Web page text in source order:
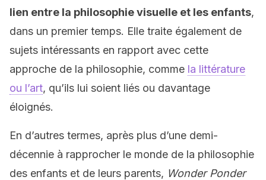
lien entre la philosophie visuelle et les enfants,
dans un premier temps. Elle traite également de
sujets intéressants en rapport avec cette
approche de la philosophie, comme la littérature
ou l’art, qu’ils lui soient liés ou davantage
éloignés.
En d’autres termes, après plus d’une demi-
décennie à rapprocher le monde de la philosophie
des enfants et de leurs parents, Wonder Ponder